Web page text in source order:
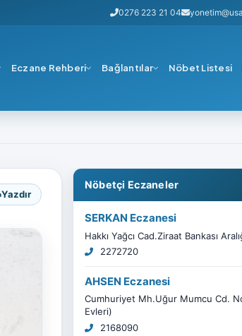
0276 223 21 04
Eczane Rehberi Bağlantılar Nöbet Listesi
Yazdır
Nöbetçi Eczaneler
SERKAN Eczanesi
Hakkı Yağcı Cad.Ziraat Bankası
2272720
AHSEN Eczanesi
Cumhuriyet Mh.Uğur Mumcu Cd.
Evleri)
2168090